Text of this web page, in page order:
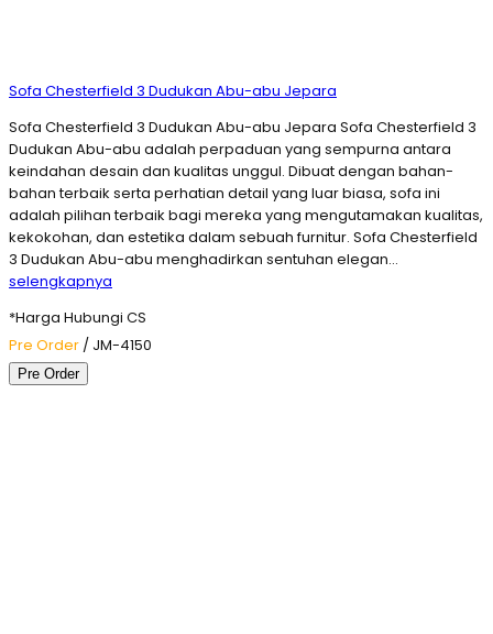
Sofa Chesterfield 3 Dudukan Abu-abu Jepara
Sofa Chesterfield 3 Dudukan Abu-abu Jepara Sofa Chesterfield 3
Dudukan Abu-abu adalah perpaduan yang sempurna antara
keindahan desain dan kualitas unggul. Dibuat dengan bahan-
bahan terbaik serta perhatian detail yang luar biasa, sofa ini
adalah pilihan terbaik bagi mereka yang mengutamakan kualitas,
kekokohan, dan estetika dalam sebuah furnitur. Sofa Chesterfield
3 Dudukan Abu-abu menghadirkan sentuhan elegan…
selengkapnya
*Harga Hubungi CS
Pre Order / JM-4150
Pre Order